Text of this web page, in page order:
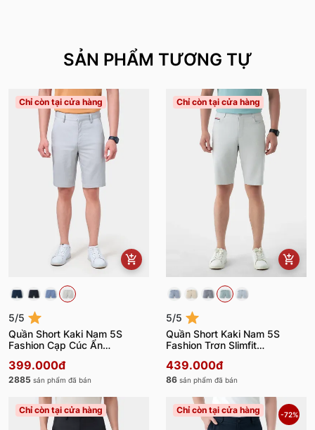
SẢN PHẨM TƯƠNG TỰ
Chỉ còn tại cửa hàng
5/5
Quần Short Kaki Nam 5S
Fashion Cạp Cúc Ẩn
399.000đ
2885 sản phẩm đã bán
Chỉ còn tại cửa hàng
5/5
Quần Short Kaki Nam 5S
Fashion Trơn Slimfit
439.000đ
86 sản phẩm đã bán
Chỉ còn tại cửa hàng Chỉ còn tại cửa hàng -72%